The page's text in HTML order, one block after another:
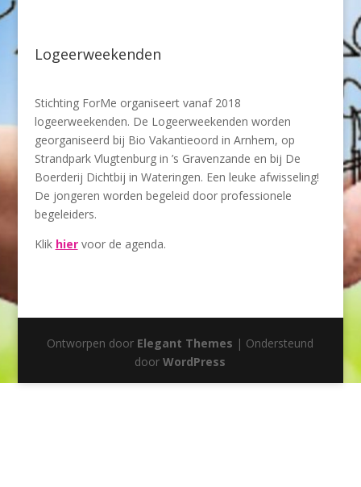
Logeerweekenden
Stichting ForMe organiseert vanaf 2018
logeerweekenden. De Logeerweekenden worden
georganiseerd bij Bio Vakantieoord in Arnhem, op
Strandpark Vlugtenburg in ’s Gravenzande en bij De
Boerderij Dichtbij in Wateringen. Een leuke afwisseling!
De jongeren worden begeleid door professionele
begeleiders.
Klik hier voor de agenda.
Ontworpen door Elegant Themes | Ondersteund
doorWordPress